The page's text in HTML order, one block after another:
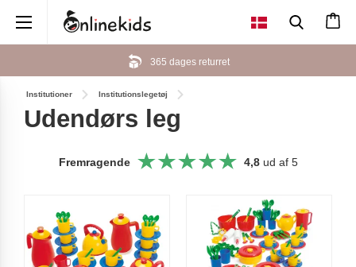
365 dages returret
Institutioner Institutionslegetøj
Udendørs leg
Fremragende 4,8ud af 5